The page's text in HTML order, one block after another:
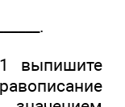
выпишите